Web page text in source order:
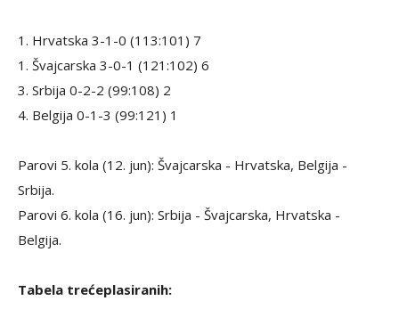
1. Hrvatska 3-1-0 (113:101) 7
1. Švajcarska 3-0-1 (121:102) 6
3. Srbija 0-2-2 (99:108) 2
4. Belgija 0-1-3 (99:121) 1
Parovi 5. kola (12. jun): Švajcarska - Hrvatska, Belgija -
Srbija.
Parovi 6. kola (16. jun): Srbija - Švajcarska, Hrvatska -
Belgija.
Tabela trećeplasiranih: